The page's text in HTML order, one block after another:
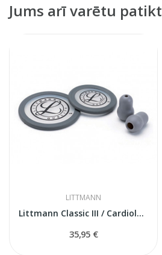
Jums arī varētu patikt
LITTMANN
Littmann Classic III / Cardiology IV rezerves...
35,95 €